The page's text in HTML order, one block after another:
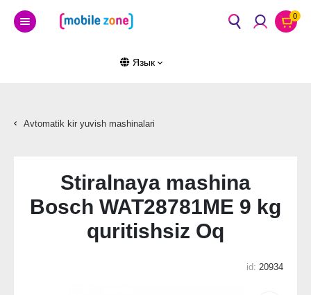
0
Язык
Avtomatik kir yuvish mashinalari
Stiralnaya mashina
Bosch WAT28781ME 9 kg
quritishsiz Oq
id: 20934